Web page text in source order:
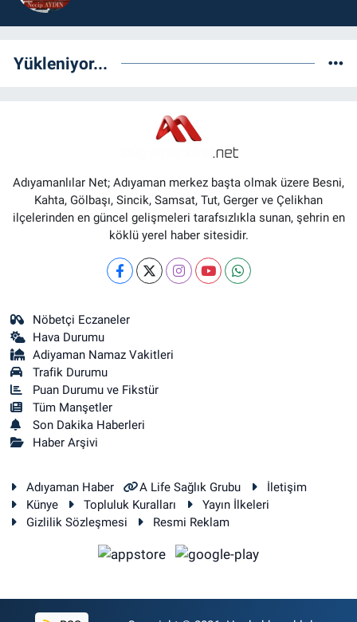
Yükleniyor...
Adıyamanlılar Net; Adıyaman merkez başta olmak üzere Besni,
Kahta, Gölbaşı, Sincik, Samsat, Tut, Gerger ve Çelikhan
ilçelerinden en güncel gelişmeleri tarafsızlıkla sunan, şehrin en
köklü yerel haber sitesidir.
Nöbetçi Eczaneler
Hava Durumu
Adiyaman Namaz Vakitleri
Trafik Durumu
Puan Durumu ve Fikstür
Tüm Manşetler
Son Dakika Haberleri
Haber Arşivi
Adıyaman Haber A Life Sağlık Grubu
İletişim
Künye
Topluluk Kuralları
Yayın İlkeleri
Gizlilik Sözleşmesi
Resmi Reklam